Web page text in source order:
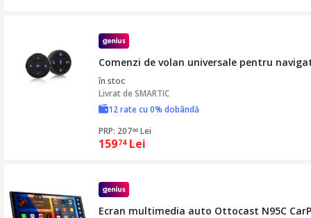
Comenzi de volan universale pentru
în stoc
Livrat deSMARTIC
12 rate cu 0% dobândă
PRP: 20766 Lei
15974 Lei
Ecran multimedia auto Ottocast N95C